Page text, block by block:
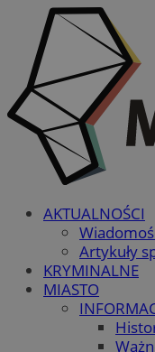
AKTUALNOŚCI
Artykuły
KRYMINALNE
MIASTO